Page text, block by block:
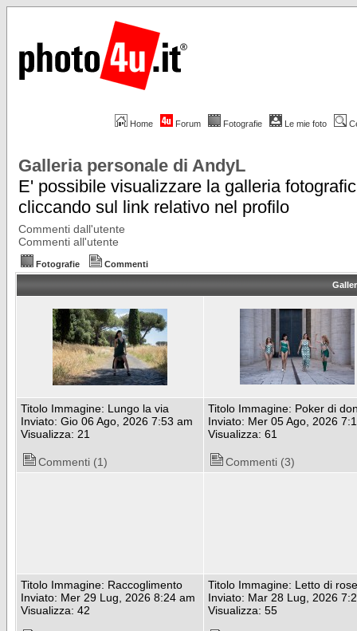
Home Forum Fotografie Le mie foto
Galleria personale di AndyL
E' possibile visualizzare la galleria
cliccando sul link relativo nel profilo
Commenti dall'utente
Commenti all'utente
Fotografie Commenti
Titolo Immagine: Lungo la via
Inviato: Gio 06 Ago, 2026 7:53 am
Visualizza: 21
Commenti (1)
Titolo Immagine: Poker di
Inviato: Mer 05 Ago, 2026
Visualizza: 61
Commenti (3)
Titolo Immagine: Raccoglimento
Inviato: Mer 29 Lug, 2026 8:24 am
Visualizza: 42
Titolo Immagine: Letto di rose
Inviato: Mar 28 Lug, 2026
Visualizza: 55